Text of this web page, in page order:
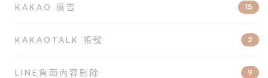
KAKAO 廣告 15
KAKAOTALK 帳號 2
LINE負面內容刪除 9